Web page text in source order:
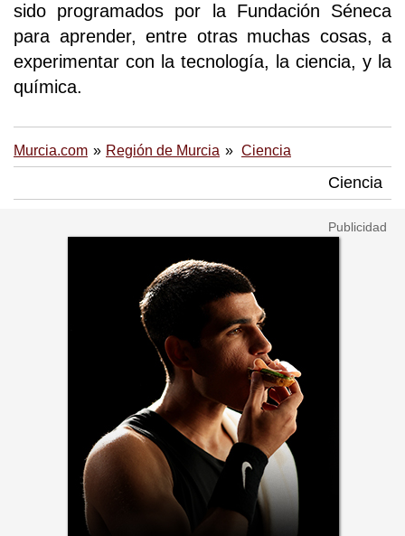
sido programados por la Fundación Séneca
para aprender, entre otras muchas cosas, a
experimentar con la tecnología, la ciencia, y la
química.
Murcia.com Región de Murcia Ciencia
Ciencia